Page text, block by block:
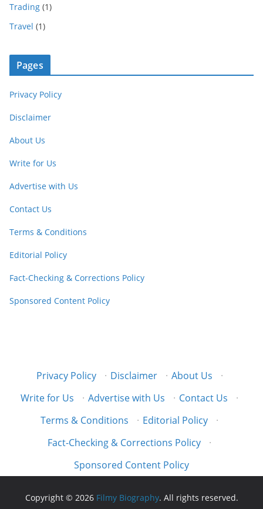
Trading (1)
Travel (1)
Pages
Privacy Policy
Disclaimer
About Us
Write for Us
Advertise with Us
Contact Us
Terms & Conditions
Editorial Policy
Fact-Checking & Corrections Policy
Sponsored Content Policy
Privacy Policy · Disclaimer · About Us
·
Write for Us
· Advertise with Us · Contact Us
·
Terms & Conditions
· Editorial Policy
·
Fact-Checking & Corrections Policy
·
Sponsored Content Policy
Copyright © 2026 Filmy Biography. All rights reserved.